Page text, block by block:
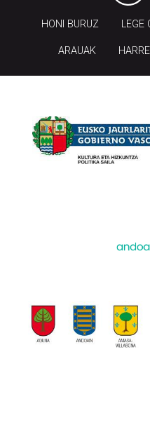
HONI BURUZ LEGE
ARAUAK